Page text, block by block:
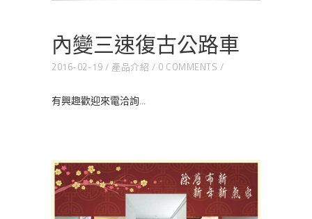
內變三速復古公路車
2016-02-19 產品介紹 0 COMMENTS
有興趣歡迎來電洽詢